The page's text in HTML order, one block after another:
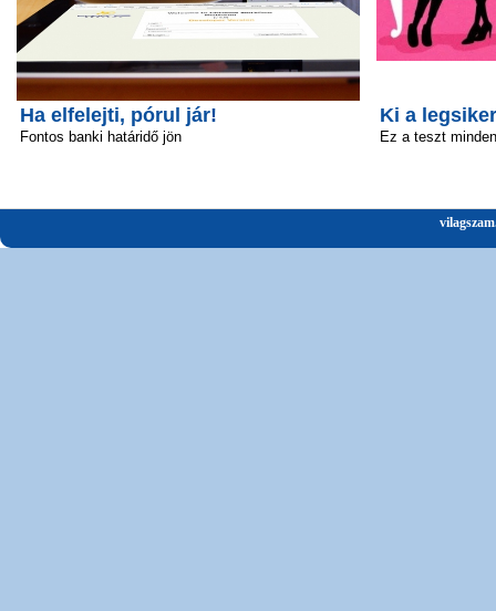
Ha elfelejti, pórul jár!
Fontos banki határidő jön
Ki a
Ez a teszt